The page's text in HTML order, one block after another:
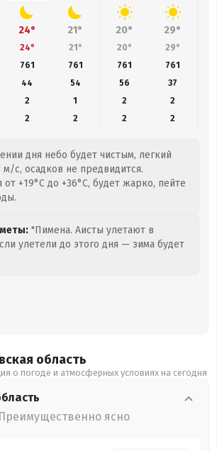
24° 21° 20° 29°
24° 21° 20° 29°
761
761 761 761
44
54 56 37
2
1 2
2
2
2 2 2
дня небо будет чистым, легкий
м/с, осадков не предвидится.
+19°C до +36°C, будет жарко, пейте
"Пимена. Аисты улетают в
улетели до этого дня — зима будет
область
о погоде и атмосферных условиях на сегодня
Преимущественно ясно